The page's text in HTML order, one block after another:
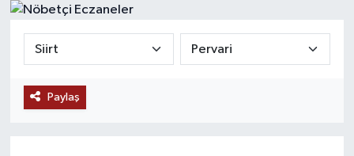
Paylaş
SİYASET
EKONOMİ
Süper Lig Puan Durumu ve Fikstür
Tüm Manşetler